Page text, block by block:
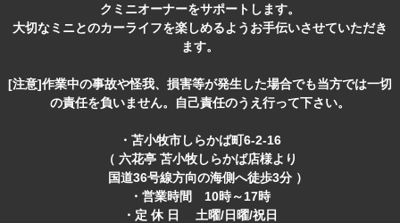
クミニオーナーをサポートします。
大切なミニとのカーライフを楽しめるようお手伝いさせていただき
ます。
[注意]作業中の事故や怪我、損害等が発生した場合でも当方では一切
の責任を負いません。自己責任のうえ行って下さい。
・苫小牧市しらかば町6-2-16
（ 六花亭 苫小牧しらかば店様より
国道36号線方向の海側へ徒歩3分 ）
・営業時間 10時～17時
・定 休 日 土曜/日曜/祝日